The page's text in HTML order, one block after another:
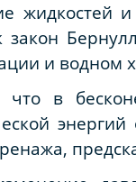
закон
и водном
что в